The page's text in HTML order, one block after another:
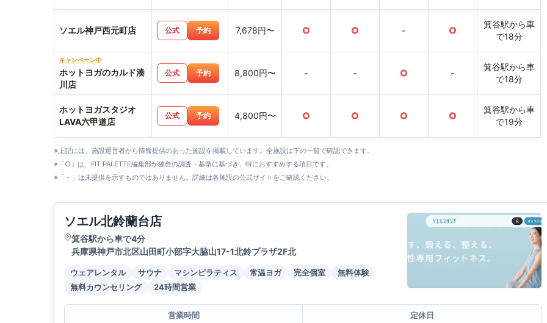
ソエル神戸西元町店 公式 予約 7,678円〜 ○ ○ - ○
箕谷駅から車
で18分
キャンペーン中
ホットヨガのカルド湊
川店
公式 予約 8,800円〜 - - ○ -
箕谷駅から車
で18分
ホットヨガスタジオ
LAVA六甲道店
公式 予約 4,800円〜 ○ ○ ○ ○
箕谷駅から車
で19分
※上記には、施設運営者から情報提供のあった施設を掲載しています。全施設は下の一覧で確認できます。
※「○」は、FIT PALETTE編集部が独自の調査・基準に基づき、特におすすめする項目です。
※「－」は未提供を示すものではありません。詳細は各施設の公式サイトをご確認ください。
ソエル北鈴蘭台店
箕谷駅から車で4分
兵庫県神戸市北区山田町小部字大脇山17-1北鈴プラザ2F北
ウェアレンタル サウナ マシンピラティス 常温ヨガ 完全個室
無料体験
無料カウンセリング
24時間営業
営業時間
定休日